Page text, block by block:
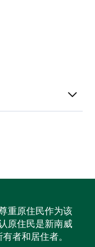
重原住民作为该
原住民是新南威
者和居住者。